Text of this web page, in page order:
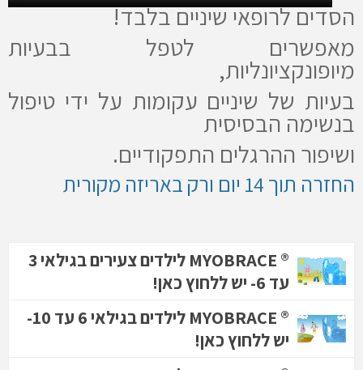
הסדים לרופאי שיניים בלבד!
מאפשרים לטפל בבעיות
מיופונקציונליות,
בעיות של שיניים עקומות על ידי טיפול
בנשימה הבסיסית
ושיפור ההרגלים התפקודיים.
החזרה תוך 14 יום ורק באריזה מקורית
® MYOBRACE לילדים צעירים בגילאי 3
עד 6- יש ללחוץ כאן!
® MYOBRACE לילדים בגילאי 6 עד 10-
יש ללחוץ כאן!